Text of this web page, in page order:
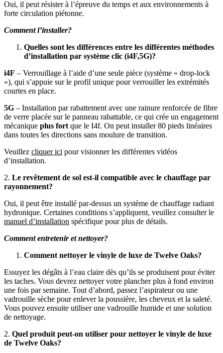
Oui, il peut résister à l’épreuve du temps et aux environnements à
forte circulation piétonne.
Comment l’installer?
Quelles sont les différences entre les différentes méthodes
d’installation par système clic (i4F,5G)?
i4F – Verrouillage à l’aide d’une seule pièce (système « drop-lock
»), qui s’appuie sur le profil unique pour verrouiller les extrémités
courtes en place.
5G – Installation par rabattement avec une rainure renforcée de fibre
de verre placée sur le panneau rabattable, ce qui crée un engagement
mécanique plus fort que le I4f. On peut installer 80 pieds linéaires
dans toutes les directions sans moulure de transition.
Veuillez cliquer ici pour visionner les différentes vidéos
d’installation.
2. Le revêtement de sol est-il compatible avec le chauffage par
rayonnement?
Oui, il peut être installé par-dessus un système de chauffage radiant
hydronique. Certaines conditions s’appliquent, veuillez consulter le
manuel d’installation spécifique pour plus de détails.
Comment entretenir et nettoyer?
Comment nettoyer le vinyle de luxe de Twelve Oaks?
Essuyez les dégâts à l’eau claire dès qu’ils se produisent pour éviter
les taches. Vous devrez nettoyer votre plancher plus à fond environ
une fois par semaine. Tout d’abord, passez l’aspirateur ou une
vadrouille sèche pour enlever la poussière, les cheveux et la saleté.
Vous pouvez ensuite utiliser une vadrouille humide et une solution
de nettoyage.
2. Quel produit peut-on utiliser pour nettoyer le vinyle de luxe
de Twelve Oaks?